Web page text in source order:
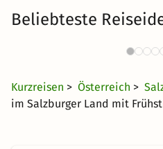
Beliebteste
Kurzurlaub in
4435
Kurzreisen > Österreich >
im Salzburger Land mit